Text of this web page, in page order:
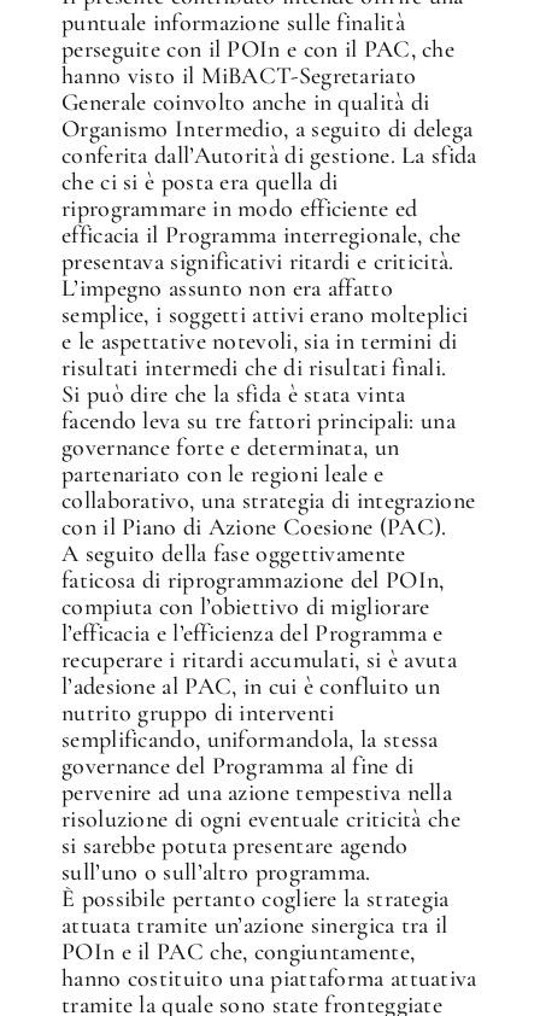
puntuale informazione sulle finalità
perseguite con il POIn e con il PAC, che
hanno visto il MiBACT-Segretariato
Generale coinvolto anche in qualità di
Organismo Intermedio, a seguito di delega
conferita dall’Autorità di gestione. La sfida
che ci si è posta era quella di
riprogrammare in modo efficiente ed
efficacia il Programma interregionale, che
presentava significativi ritardi e criticità.
L’impegno assunto non era affatto
semplice, i soggetti attivi erano molteplici
e le aspettative notevoli, sia in termini di
risultati intermedi che di risultati finali.
Si può dire che la sfida è stata vinta
facendo leva su tre fattori principali: una
governance forte e determinata, un
partenariato con le regioni leale e
collaborativo, una strategia di integrazione
con il Piano di Azione Coesione (PAC).
A seguito della fase oggettivamente
faticosa di riprogrammazione del POIn,
compiuta con l’obiettivo di migliorare
l’efficacia e l’efficienza del Programma e
recuperare i ritardi accumulati, si è avuta
l’adesione al PAC, in cui è confluito un
nutrito gruppo di interventi
semplificando, uniformandola, la stessa
governance del Programma al fine di
pervenire ad una azione tempestiva nella
risoluzione di ogni eventuale criticità che
si sarebbe potuta presentare agendo
sull’uno o sull’altro programma.
È possibile pertanto cogliere la strategia
attuata tramite un’azione sinergica tra il
POIn e il PAC che, congiuntamente,
hanno costituito una piattaforma attuativa
tramite la quale sono state fronteggiate